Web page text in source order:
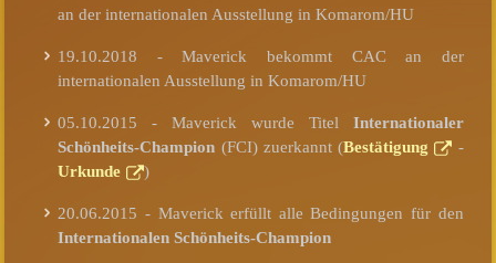
an der internationalen Ausstellung in Komarom/HU
19.10.2018 - Maverick bekommt CAC an der
internationalen Ausstellung in Komarom/HU
05.10.2015 - Maverick wurde Titel Internationaler
Schönheits-Champion (FCI) zuerkannt (Bestätigung
-
Urkunde
)
20.06.2015 - Maverick erfüllt alle Bedingungen für den
Internationalen Schönheits-Champion